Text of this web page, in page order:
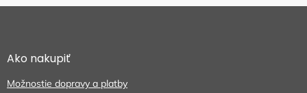
äAko nakupiť
Možnostie dopravy a platby